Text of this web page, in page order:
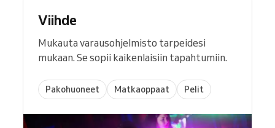
Viihde
Mukauta varausohjelmisto tarpeidesi
mukaan. Se sopii kaikenlaisiin tapahtumiin.
Pakohuoneet Matkaoppaat Pelit